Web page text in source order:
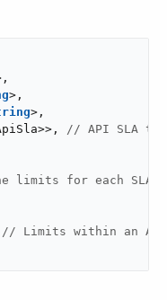
>,
>,
// API SLA
limits for each SLA.
// Limits within an